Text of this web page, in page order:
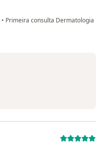
• Primeira consulta Dermatologia